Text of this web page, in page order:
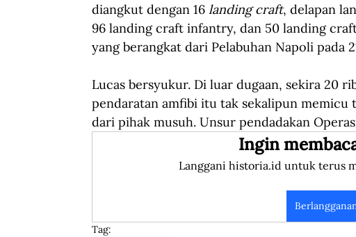
diangkut dengan 16 landing craft, delapan
96 landing craft infantry, dan 50 landing
yang berangkat dari Pelabuhan Napoli pada
Lucas bersyukur. Di luar dugaan, sekira 20
pendaratan amfibi itu tak sekalipun memicu
dari pihak musuh. Unsur pendadakan
Ingin
Langgani historia.id untuk terus
Tag: